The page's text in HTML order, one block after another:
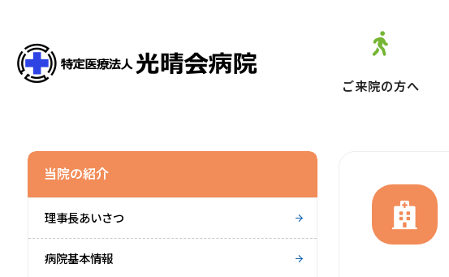
ご来院の方へ
当院の紹介
理事長あいさつ
病院基本情報